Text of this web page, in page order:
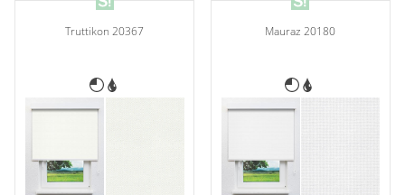
Truttikon 20367 Mauraz 20180